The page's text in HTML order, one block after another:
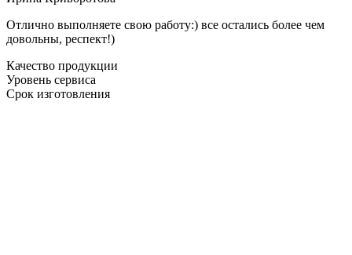
Отлично выполняете свою работу:) все остались более чем
довольны, респект!)
Качество продукции
Уровень сервиса
Срок изготовления